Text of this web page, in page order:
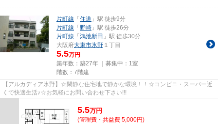
片町線 「 住道 」駅 徒歩9分
片町線 「 野崎 」駅 徒歩26分
片町線 「 鴻池新田 」駅 徒歩30分
大阪府大東市氷野 １丁目
5.5万円
築年数：築27年 ｜募集中： 1室
階数：7階建
【アルカディア氷野】☆閑静な住宅地で静かな環境！！☆コンビニ・スーパー近
くで快適生活♪☆お気軽にお問い合わせ下さい!!!
5.5万円
(管理費・共益費 5,000円)